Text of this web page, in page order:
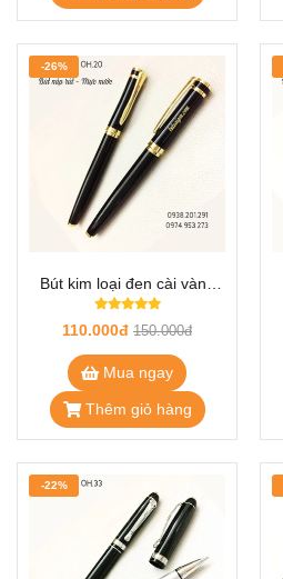
Bút kim loại đen cài vàng
OH.20
110.000đ 150.000đ
-26%
Mua ngay
Thêm giỏ hàng
-22%